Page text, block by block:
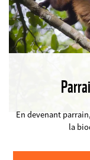
En devenant
la